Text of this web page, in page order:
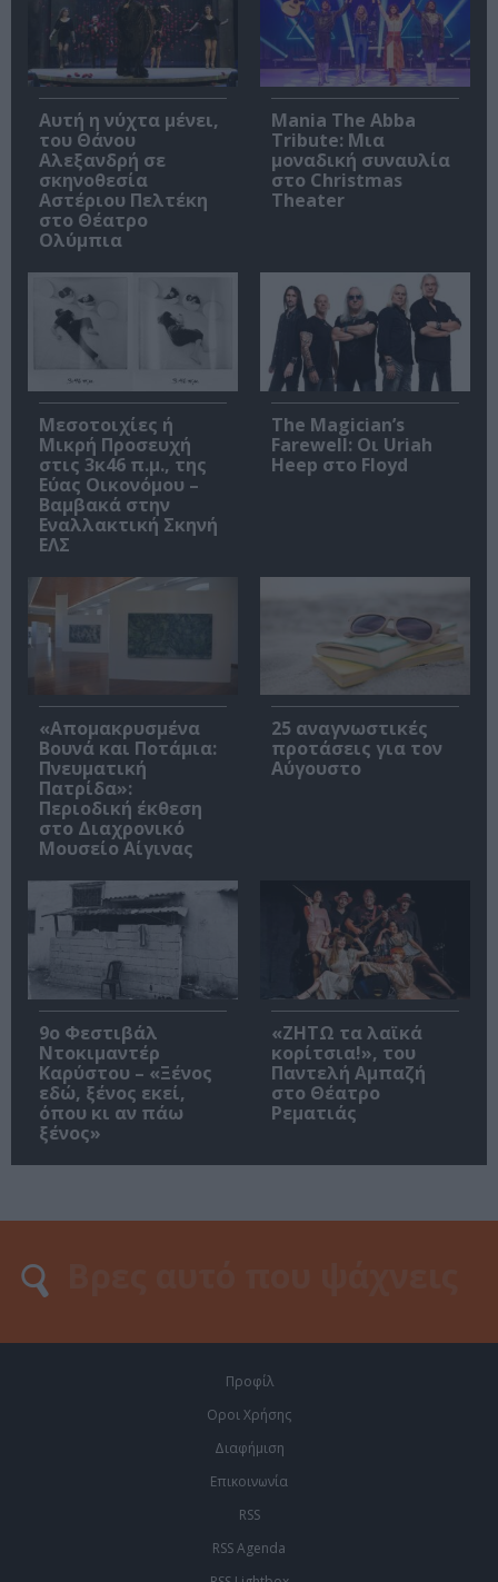
Αυτή η νύχτα μένει,
του Θάνου
Αλεξανδρή σε
σκηνοθεσία
Αστέριου Πελτέκη
στο Θέατρο
Ολύμπια
Mania The Abba
Tribute: Μια
μοναδική συναυλία
στο Christmas
Theater
Μεσοτοιχίες ή
Μικρή Προσευχή
στις 3κ46 π.μ., της
Εύας Οικονόμου –
Βαμβακά στην
Εναλλακτική Σκηνή
ΕΛΣ
The Magician’s
Farewell: Οι Uriah
Heep στο Floyd
«Απομακρυσμένα
Βουνά και Ποτάμια:
Πνευματική
Πατρίδα»:
Περιοδική έκθεση
στο Διαχρονικό
Μουσείο Αίγινας
25 αναγνωστικές
προτάσεις για τον
Αύγουστο
9ο Φεστιβάλ
Ντοκιμαντέρ
Καρύστου – «Ξένος
εδώ, ξένος εκεί,
όπου κι αν πάω
ξένος»
«ΖΗΤΩ τα λαϊκά
κορίτσια!», του
Παντελή Αμπαζή
στο Θέατρο
Ρεματιάς
Προφίλ
Οροι Χρήσης
Διαφήμιση
Επικοινωνία
RSS
RSS Agenda